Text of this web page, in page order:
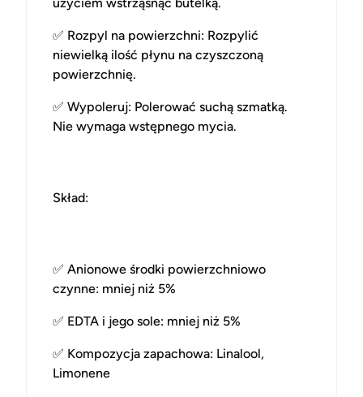
✅ Rozpyl na powierzchni: Rozpylić
niewielką ilość płynu na czyszczoną
powierzchnię.
✅ Wypoleruj: Polerować suchą szmatką.
Nie wymaga wstępnego mycia.
Skład:
✅ Anionowe środki powierzchniowo
czynne: mniej niż 5%
✅ EDTA i jego sole: mniej niż 5%
✅ Kompozycja zapachowa: Linalool,
Limonene